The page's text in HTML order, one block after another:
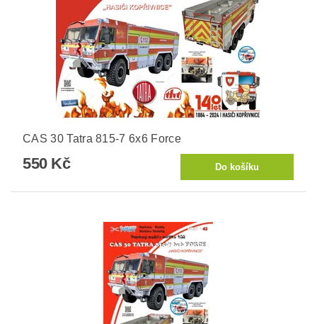
CAS 30 Tatra 815-7 6x6 Force
550 Kč